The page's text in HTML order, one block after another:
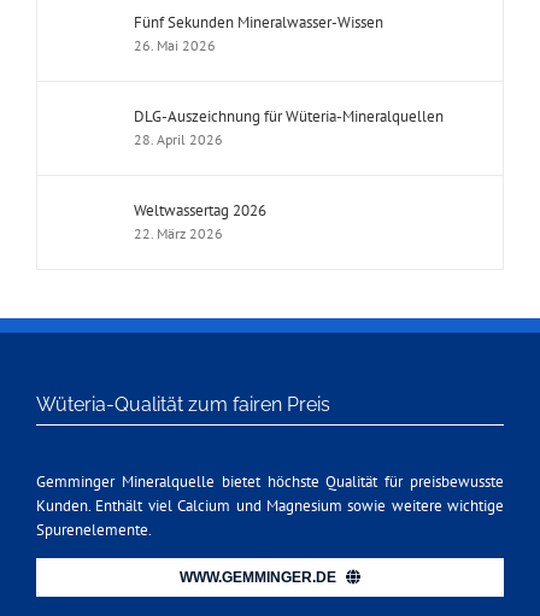
Fünf Sekunden Mineralwasser-Wissen
26. Mai 2026
DLG-Auszeichnung für Wüteria-Mineralquellen
28. April 2026
Weltwassertag 2026
22. März 2026
Wüteria-Qualität zum fairen Preis
Gemminger Mineralquelle bietet höchste Qualität für preisbewusste
Kunden. Enthält viel Calcium und Magnesium sowie weitere wichtige
Spurenelemente.
WWW.GEMMINGER.DE